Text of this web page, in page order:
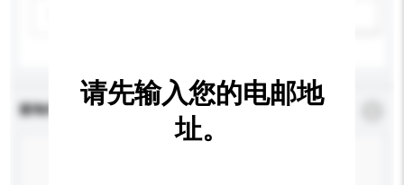
查询内容 * 必须填写
请先输入您的电邮地
址。